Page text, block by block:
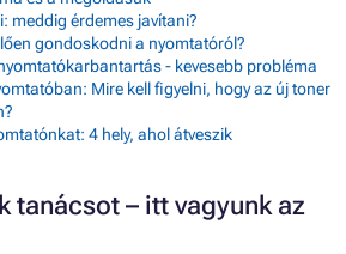
meddig érdemes javítani?
gondoskodni a nyomtatóról?
- kevesebb probléma
Mire kell figyelni, hogy az új toner
4 hely, ahol átveszik
tanácsot – itt vagyunk az